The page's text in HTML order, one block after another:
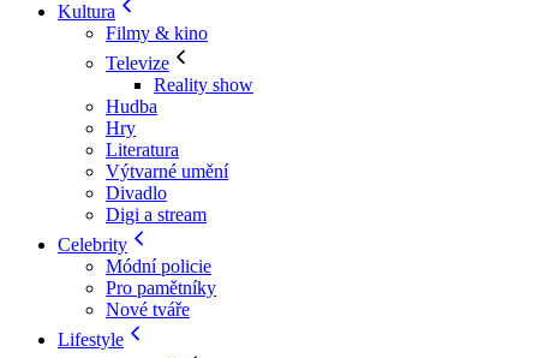
Kultura
Filmy & kino
Televize
Reality show
Hudba
Hry
Literatura
Výtvarné umění
Divadlo
Digi a stream
Celebrity
Módní policie
Pro pamětníky
Nové tváře
Lifestyle